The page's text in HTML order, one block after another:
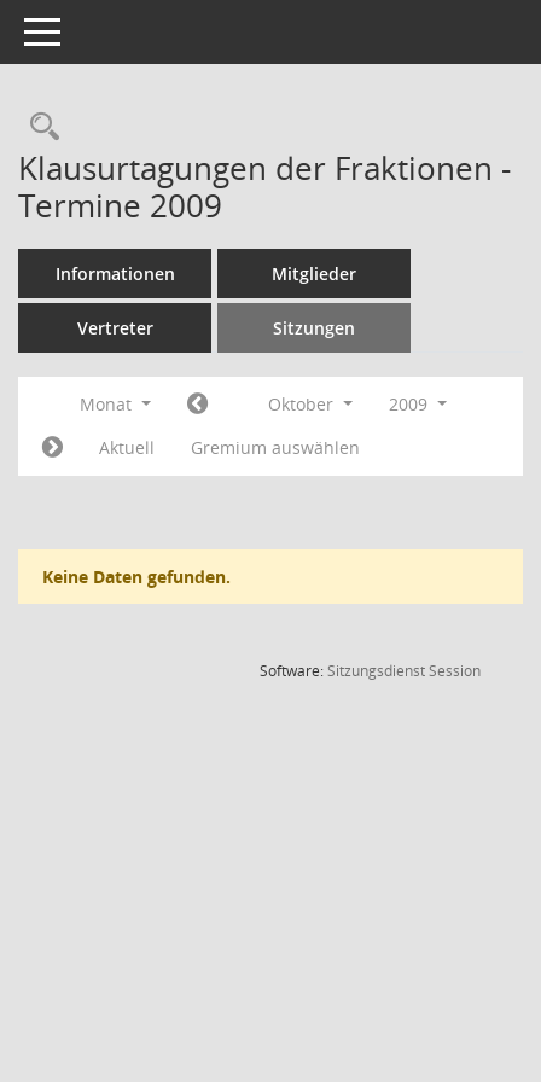
Toggle navigation
Rechercheauswahl
Klausurtagungen der Fraktionen -
Termine 2009
Informationen Mitglieder
Vertreter Sitzungen
Monat Oktober
2009
Aktuell
Gremium auswählen
Keine Daten gefunden.
Software:SitzungsdienstSession(Wird in